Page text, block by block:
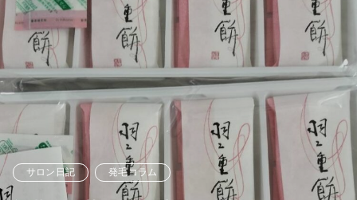
サロン日記 発毛コラム